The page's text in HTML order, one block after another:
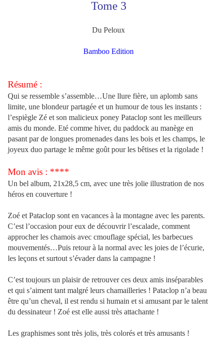
Tome 3
Du Peloux
Bamboo Edition
Résumé :
Qui se ressemble s’assemble…Une llure fière, un aplomb sans
limite, une blondeur partagée et un humour de tous les instants :
l’espiègle Zé et son malicieux poney Pataclop sont les meilleurs
amis du monde. Eté comme hiver, du paddock au manège en
pasant par de longues promenades dans les bois et les champs, le
joyeux duo partage le même goût pour les bêtises et la rigolade !
Mon avis : ****
Un bel album, 21x28,5 cm, avec une très jolie illustration de nos
héros en couverture !
Zoé et Pataclop sont en vacances à la montagne avec les parents.
C’est l’occasion pour eux de découvrir l’escalade, comment
approcher les chamois avec cmouflage spécial, les barbecues
mouvementés…Puis retour à la normal avec les joies de l’écurie,
les leçons et surtout s’évader dans la campagne !
C’est toujours un plaisir de retrouver ces deux amis inséparables
et qui s’aiment tant malgré leurs chamailleries ! Pataclop n’a beau
être qu’un cheval, il est rendu si humain et si amusant par le talent
du dessinateur ! Zoé est elle aussi très attachante !
Les graphismes sont très jolis, très colorés et très amusants !